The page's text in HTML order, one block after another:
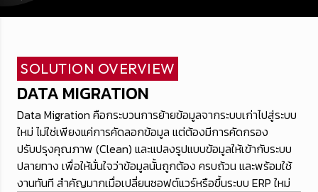
SOLUTION OVERVIEW
DATA MIGRATION
Data Migration คือกระบวนการย้ายข้อมูลจากระบบเก่าไปสู่ระบบ
ใหม่ ไม่ใช่เพียงแค่การคัดลอกข้อมูล แต่ต้องมีการคัดกรอง
ปรับปรุงคุณภาพ (Clean) และแปลงรูปแบบข้อมูลให้เข้ากับระบบ
ปลายทาง เพื่อให้มั่นใจว่าข้อมูลนั้นถูกต้อง ครบถ้วน และพร้อมใช้
งานทันที สำคัญมากเมื่อเปลี่ยนซอฟต์แวร์หรือขึ้นระบบ ERP ใหม่